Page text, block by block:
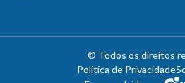
© Todos os direitos
Política de Privacidade